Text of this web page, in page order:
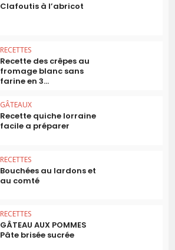
Clafoutis à l’abricot
RECETTES
Recette des crêpes au
fromage blanc sans
farine en 3...
GÂTEAUX
Recette quiche lorraine
facile a préparer
RECETTES
Bouchées au lardons et
au comté
RECETTES
GÂTEAU AUX POMMES
Pâte brisée sucrée